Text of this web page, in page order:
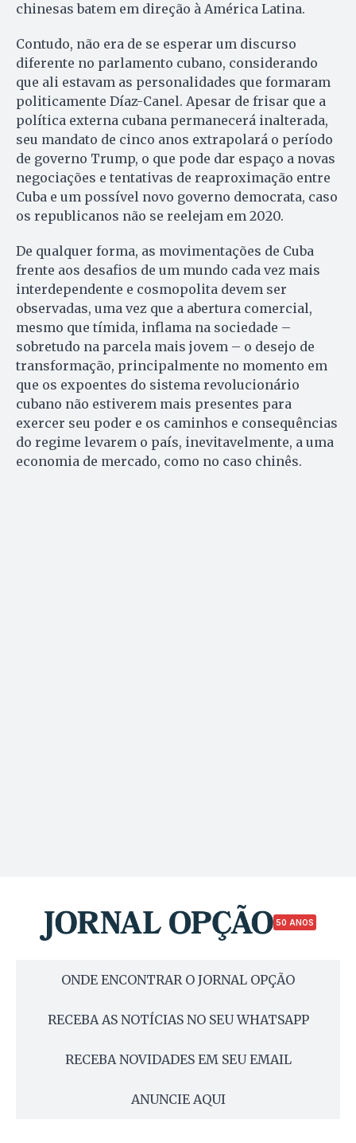
chinesas batem em direção à América Latina.
Contudo, não era de se esperar um discurso
diferente no parlamento cubano, considerando
que ali estavam as personalidades que formaram
politicamente Díaz-Canel. Apesar de frisar que a
política externa cubana permanecerá inalterada,
seu mandato de cinco anos extrapolará o período
de governo Trump, o que pode dar espaço a novas
negociações e tentativas de reaproximação entre
Cuba e um possível novo governo democrata, caso
os republicanos não se reelejam em 2020.
De qualquer forma, as movimentações de Cuba
frente aos desafios de um mundo cada vez mais
interdependente e cosmopolita devem ser
observadas, uma vez que a abertura comercial,
mesmo que tímida, inflama na sociedade –
sobretudo na parcela mais jovem – o desejo de
transformação, principalmente no momento em
que os expoentes do sistema revolucionário
cubano não estiverem mais presentes para
exercer seu poder e os caminhos e consequências
do regime levarem o país, inevitavelmente, a uma
economia de mercado, como no caso chinês.
50 ANOS
ONDE ENCONTRAR O JORNAL OPÇÃO
RECEBA AS NOTÍCIAS NO SEU WHATSAPP
RECEBA NOVIDADES EM SEU EMAIL
ANUNCIE AQUI